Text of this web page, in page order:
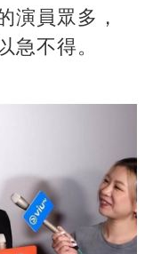
演員眾多，
急不得。